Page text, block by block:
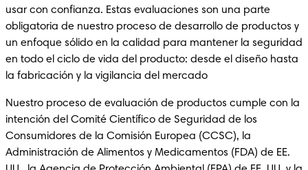
usar con confianza. Estas evaluaciones son una parte
obligatoria de nuestro proceso de desarrollo de productos y
un enfoque sólido en la calidad para mantener la seguridad
en todo el ciclo de vida del producto: desde el diseño hasta
la fabricación y la vigilancia del mercado
Nuestro proceso de evaluación de productos cumple con la
intención del Comité Científico de Seguridad de los
Consumidores de la Comisión Europea (CCSC), la
Administración de Alimentos y Medicamentos (FDA) de EE.